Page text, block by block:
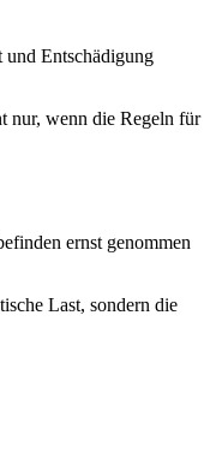
und Entschädigung
nur, wenn die Regeln für
ernst genommen
Last, sondern die